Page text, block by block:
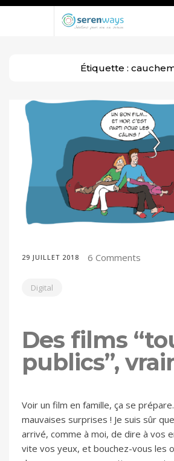
Étiquette :
29 JUILLET 2018 6 Comments
Digital
Des films
publics”,
Voir un film en famille, ça se
mauvaises surprises ! Je suis sûr
arrivé, comme à moi, de dire à vos
vite vos yeux, et bouchez-vous les